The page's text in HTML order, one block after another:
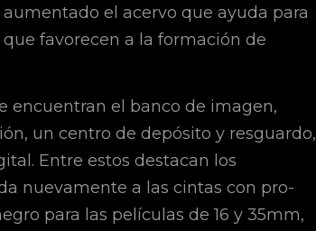
el acervo que ayuda para
favorecen a la formación de
encuentran el banco de imagen,
un centro de depósito y resguardo,
Entre estos destacan los
nuevamente a las cintas con pro-
para las películas de 16 y 35mm,